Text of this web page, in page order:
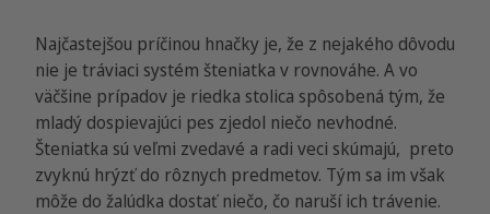
Najčastejšou príčinou hnačky je, že z nejakého dôvodu
nie je tráviaci systém šteniatka v rovnováhe. A vo
väčšine prípadov je riedka stolica spôsobená tým, že
mladý dospievajúci pes zjedol niečo nevhodné.
Šteniatka sú veľmi zvedavé a radi veci skúmajú, preto
zvyknú hrýzť do rôznych predmetov. Tým sa im však
môže do žalúdka dostať niečo, čo naruší ich trávenie.